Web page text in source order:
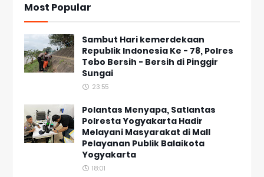
Most Popular
Sambut Hari kemerdekaan
Republik Indonesia Ke - 78, Polres
Tebo Bersih - Bersih di Pinggir
Sungai
23:55
Polantas Menyapa, Satlantas
Polresta Yogyakarta Hadir
Melayani Masyarakat di Mall
Pelayanan Publik Balaikota
Yogyakarta
18:01